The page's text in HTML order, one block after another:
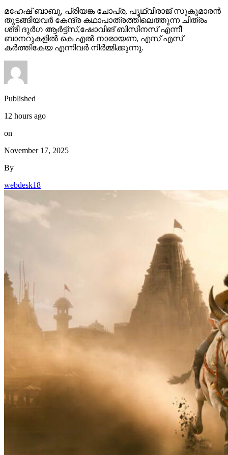
മഹേഷ് ബാബു, പ്രിയങ്ക ചോപ്ര, പൃഥ്വിരാജ് സുകുമാരൻ
തുടങ്ങിയവർ കേന്ദ്ര കഥാപാത്രത്തിലെത്തുന്ന ചിത്രം
ശ്രീ ദുർഗ ആർട്ട്സ്,ഷോവിങ് ബിസിനസ് എന്നീ
ബാനറുകളിൽ കെ എൽ നാരായണ, എസ് എസ്
കർത്തികേയ എന്നിവർ നിർമ്മിക്കുന്നു.
Published
12 hours ago
on
November 17, 2025
By
webdesk18